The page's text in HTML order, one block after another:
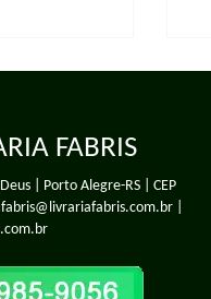
FABRIS
| Porto Alegre-RS | CEP
|